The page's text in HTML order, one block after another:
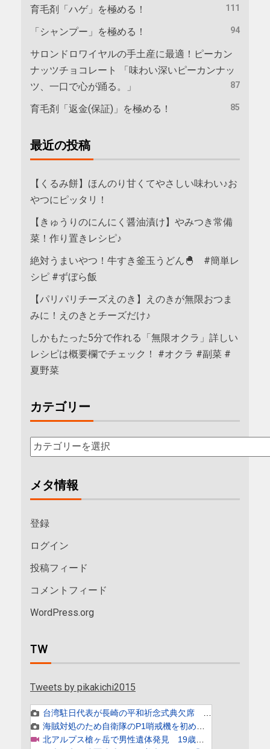
育毛剤「ハゲ」を極める！ 111
「シャンプー」を極める！ 94
サロンドロワイヤルの手土産に最適！ピーカン
ナッツチョコレート 「味わい深いピーカンナッ
ツ、一口で心が踊る。」
87
育毛剤「返金(保証)」を極める！ 85
最近の投稿
【くるみ餅】ほんのり甘くてやさしい味わい♪お
やつにピッタリ！
【きゅうりのにんにく醤油漬け】やみつき常備
菜！作り置きレシピ♪
絶対うまいやつ！牛すき釜玉うどん🐣 #簡単レ
シピ #ずぼら飯
【パリパリチーズえのき】えのきが無限おつま
みに！えのきとチーズだけ♪
しかもたった5分で作れる「無限オクラ」詳しい
レシピは概要欄でチェック！ #オクラ #副菜 #
夏野菜
カテゴリー
メタ情報
登録
ログイン
投稿フィード
コメントフィード
WordPress.org
TW
Tweets by pikakichi2015